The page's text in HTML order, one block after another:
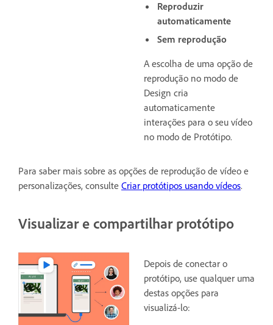
Reproduzir
automaticamente
Sem reprodução
A escolha de uma opção de
reprodução no modo de
Design cria
automaticamente
interações para o seu vídeo
no modo de Protótipo.
Para saber mais sobre as opções de reprodução de vídeo e
personalizações, consulte Criar protótipos usando vídeos.
Visualizar e compartilhar protótipo
Depois de conectar o
protótipo, use qualquer uma
destas opções para
visualizá-lo: